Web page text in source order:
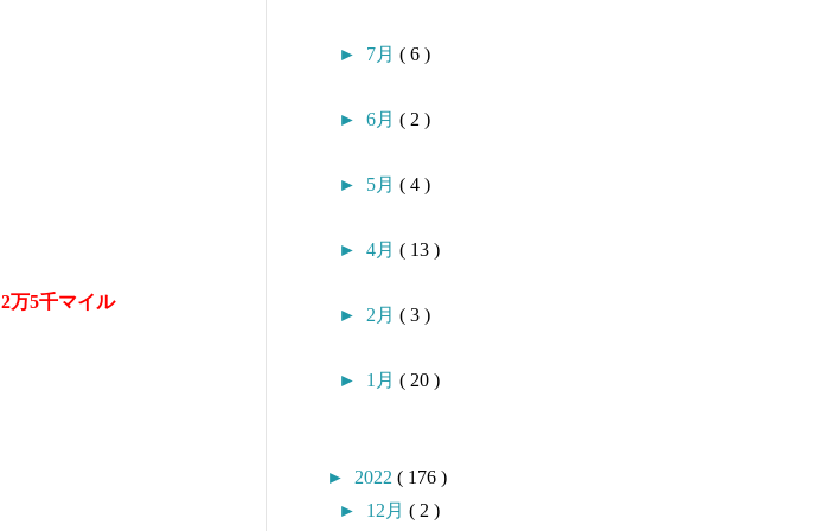
2万5千マイル
► 7月 ( 6 )
► 6月 ( 2 )
► 5月 ( 4 )
► 4月 ( 13 )
► 2月 ( 3 )
► 1月 ( 20 )
► 2022 ( 176 )
► 12月 ( 2 )